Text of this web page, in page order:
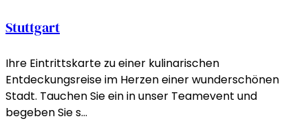
Stuttgart
Ihre Eintrittskarte zu einer kulinarischen
Entdeckungsreise im Herzen einer wunderschönen
Stadt. Tauchen Sie ein in unser Teamevent und
begeben Sie s…